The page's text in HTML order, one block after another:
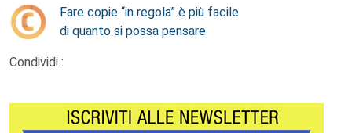
Fare copie “in regola” è più facile
di quanto si possa pensare
Condividi :